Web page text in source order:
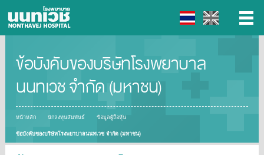
ข้อบังคับของบริษัทโรงพยาบาล
นนทเวช จำกัด (มหาชน)
หน้าหลัก นักลงทุนสัมพันธ์ ข้อมูลผู้ถือหุ้น
ข้อบังคับของบริษัทโรงพยาบาลนนทเวช จำกัด (มหาชน)